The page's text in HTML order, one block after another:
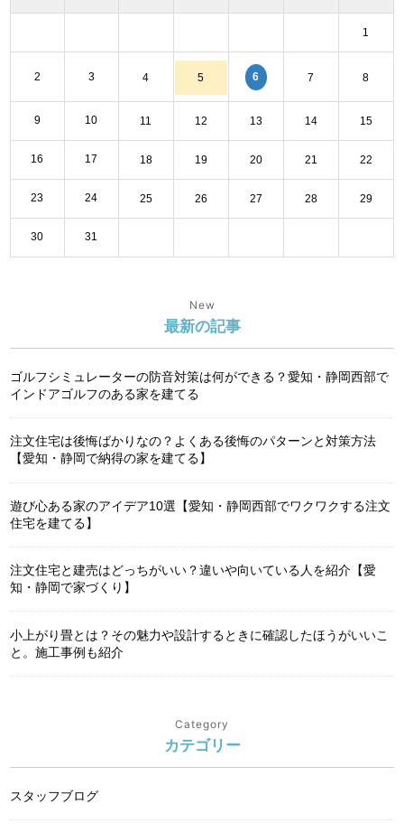
1
2 3 4 5 6 7 8
9 10 11 12 13 14 15
16 17 18 19 20 21 22
23 24 25 26 27 28 29
30 31
New
最新の記事
ゴルフシミュレーターの防音対策は何ができる？愛知・静岡西部で
インドアゴルフのある家を建てる
注文住宅は後悔ばかりなの？よくある後悔のパターンと対策方法
【愛知・静岡で納得の家を建てる】
遊び心ある家のアイデア10選【愛知・静岡西部でワクワクする注文
住宅を建てる】
注文住宅と建売はどっちがいい？違いや向いている人を紹介【愛
知・静岡で家づくり】
小上がり畳とは？その魅力や設計するときに確認したほうがいいこ
と。施工事例も紹介
Category
カテゴリー
スタッフブログ